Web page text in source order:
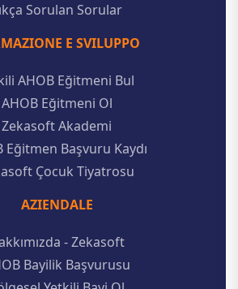
Sorulan Sorular
E SVILUPPO
AHOB Eğitmeni Bul
AHOB Eğitmeni Ol
Zekasoft Akademi
Eğitmen Başvuru Kaydı
Çocuk Tiyatrosu
AZIENDALE
- Zekasoft
Bayilik Başvurusu